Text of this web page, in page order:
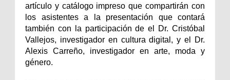
artículo y catálogo impreso que compartirán con
los asistentes a la presentación que contará
también con la participación de el Dr. Cristóbal
Vallejos, investigador en cultura digital, y el Dr.
Alexis Carreño, investigador en arte, moda y
género.